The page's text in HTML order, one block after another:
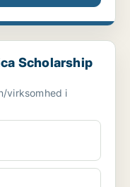
Programme
Scholarship
virksomhed i